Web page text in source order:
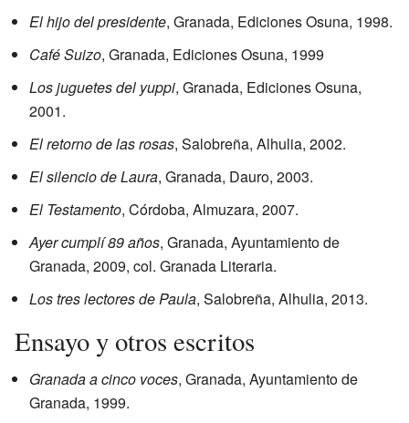
El hijo del presidente, Granada, Ediciones Osuna, 1998.
Café Suizo, Granada, Ediciones Osuna, 1999
Los juguetes del yuppi, Granada, Ediciones Osuna,
2001.
El retorno de las rosas, Salobreña, Alhulia, 2002.
El silencio de Laura, Granada, Dauro, 2003.
El Testamento, Córdoba, Almuzara, 2007.
Ayer cumplí 89 años, Granada, Ayuntamiento de
Granada, 2009, col. Granada Literaria.
Los tres lectores de Paula, Salobreña, Alhulia, 2013.
Ensayo y otros escritos
Granada a cinco voces, Granada, Ayuntamiento de
Granada, 1999.